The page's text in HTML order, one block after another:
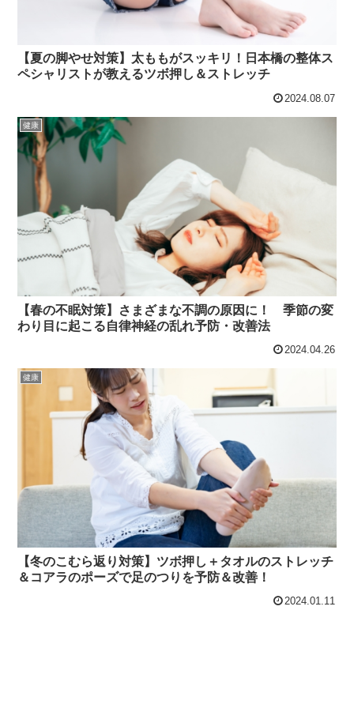
【夏の脚やせ対策】太ももがスッキリ！日本橋の整体ス
ペシャリストが教えるツボ押し＆ストレッチ
2024.08.07
健康
【春の不眠対策】さまざまな不調の原因に！ 季節の変
わり目に起こる自律神経の乱れ予防・改善法
2024.04.26
健康
【冬のこむら返り対策】ツボ押し＋タオルのストレッチ
＆コアラのポーズで足のつりを予防＆改善！
2024.01.11